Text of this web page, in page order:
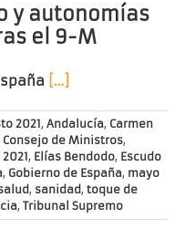
y autonomías
el 9-M
[…]
2021, Andalucía, Carmen
Consejo de Ministros,
, Elías Bendodo, Escudo
, Gobierno de España, mayo
, sanidad, toque de
, Tribunal Supremo